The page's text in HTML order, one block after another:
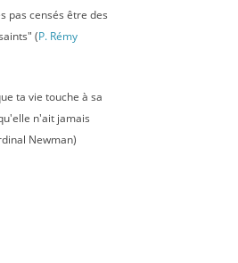
pas censés être des
(P. Rémy
ta vie touche à sa
n'ait jamais
Newman)